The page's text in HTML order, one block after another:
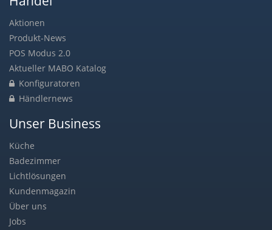
Aktionen
Produkt-News
POS Modus 2.0
Aktueller MABO Katalog
Konfiguratoren
Händlernews
Unser Business
Küche
Badezimmer
Lichtlösungen
Kundenmagazin
Über uns
Jobs